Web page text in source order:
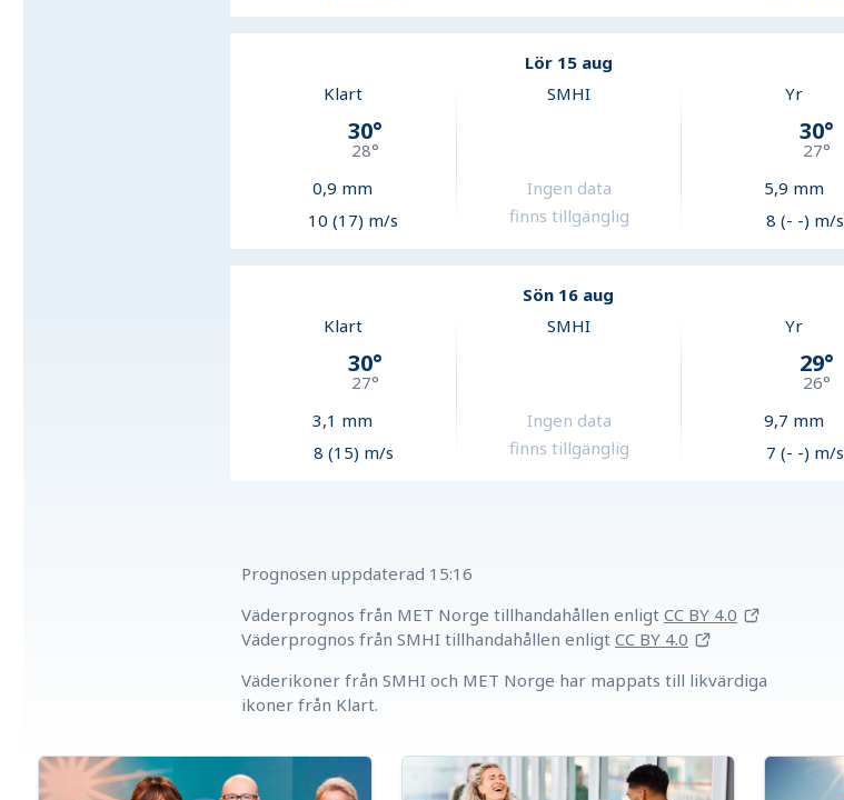
Lör 15 aug
Klart
30°
28°
0,9 mm
10 (17) m/s
SMHI
Ingen data
finns tillgänglig
Yr
30°
27°
5,9 mm
8 (- -) m/s
Sön 16 aug
Klart
30°
27°
3,1 mm
8 (15) m/s
SMHI
Ingen data
finns tillgänglig
Yr
29°
26°
9,7 mm
7 (- -) m/s
Prognosen uppdaterad 15:16
Väderprognos från MET Norge tillhandahållen enligt CC BY 4.0
Väderprognos från SMHI tillhandahållen enligt CC BY 4.0
Väderikoner från SMHI och MET Norge har mappats till likvärdiga
ikoner från Klart.